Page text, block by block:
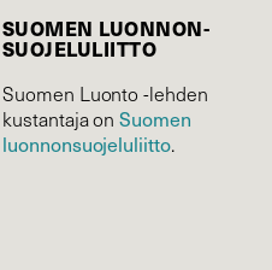
SUOMEN LUONNON­
SUOJELU­LIITTO
Suomen Luonto -lehden
kustantaja onSuomen
luonnonsuojelu­liitto.